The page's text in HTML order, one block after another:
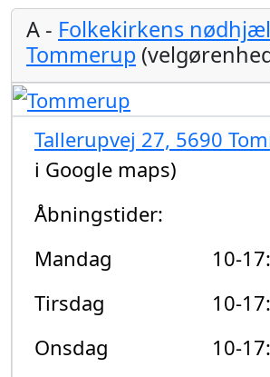
A - Folkekirkens
Tommerup
Tallerupvej 27, 5690
i Google maps)
Åbningstider:
Mandag
10-
Tirsdag
10-
Onsdag
10-